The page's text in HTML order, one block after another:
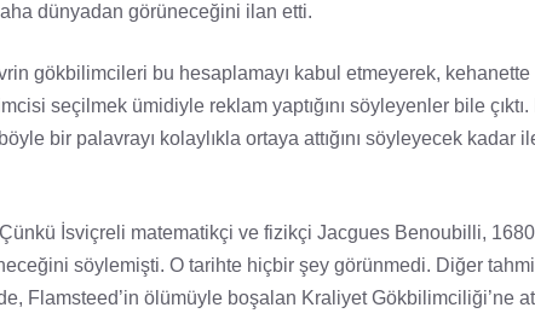
dünyadan görüneceğini ilan etti.
gökbilimcileri bu hesaplamayı kabul etmeyerek, kehanette
seçilmek ümidiyle reklam yaptığını söyleyenler bile çıktı.
bir palavrayı kolaylıkla ortaya attığını söyleyecek kadar
İsviçreli matematikçi ve fizikçi Jacgues Benoubilli,
söylemişti. O tarihte hiçbir şey görünmedi. Diğer
Flamsteed’in ölümüyle boşalan Kraliyet Gökbilimciliği’ne